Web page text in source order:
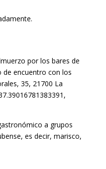
por los bares de
de encuentro con los
35, 21700 La
a grupos
es decir, marisco,